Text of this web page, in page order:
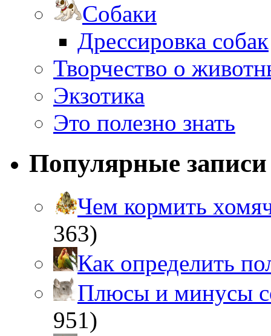
Собаки
Дрессировка собак
Творчество о
Экзотика
Это полезно знать
Популярные записи
Чем кормить
363)
Как определить
Плюсы и минусы
951)